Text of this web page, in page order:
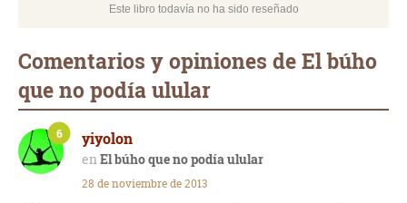
Este libro todavía no ha sido reseñado
Comentarios y opiniones de El búho
que no podía ulular
yiyolon
El búho que no podía ulular
6
28 de noviembre de 2013